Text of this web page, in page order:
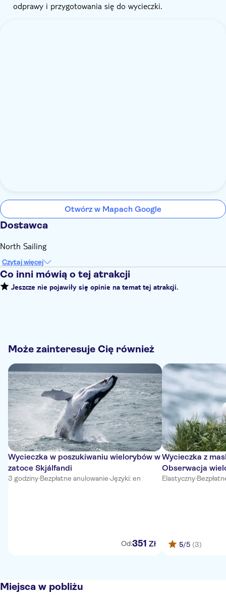
odprawy i przygotowania się do wycieczki.
Otwórz w Mapach Google
Dostawca
North Sailing
Czytaj więcej
Co inni mówią o tej atrakcji
Jeszcze nie pojawiły się opinie na temat tej atrakcji.
Może zainteresuje Cię również
Wycieczka w poszukiwaniu wielorybów w
zatoce Skjálfandi
3 godziny·Bezpłatne anulowanie·Języki: en
Od:351 Zł
Wycieczka z
Obserwacja
Húsavík
Elastyczny·
5/5 (3)
Miejsca w pobliżu